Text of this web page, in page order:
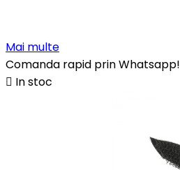
Mai multe
Comanda rapid prin Whatsapp!
 In stoc